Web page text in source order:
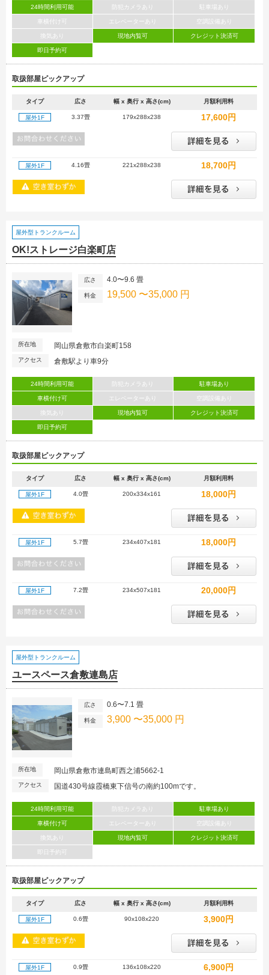
24時間利用可能 防犯カメラあり 駐車場あり
車横付け可 エレベーターあり 空調設備あり
換気あり 現地内覧可 クレジット決済可
即日予約可
取扱部屋ピックアップ
タイプ 広さ 幅 x 奥行 x 高さ(cm) 月額利用料
屋外1F 3.37畳 179x288x238 17,600円
屋外1F 4.16畳 221x288x238 18,700円
屋外型トランクルーム
OK!ストレージ白楽町店
広さ 4.0〜9.6 畳
料金 19,500 〜35,000 円
所在地 岡山県倉敷市白楽町158
アクセス 倉敷駅より車9分
24時間利用可能 防犯カメラあり 駐車場あり
車横付け可 エレベーターあり 空調設備あり
換気あり 現地内覧可 クレジット決済可
即日予約可
取扱部屋ピックアップ
タイプ 広さ 幅 x 奥行 x 高さ(cm) 月額利用料
屋外1F 4.0畳 200x334x161 18,000円
屋外1F 5.7畳 234x407x181 18,000円
屋外1F 7.2畳 234x507x181 20,000円
屋外型トランクルーム
ユースペース倉敷連島店
広さ 0.6〜7.1 畳
料金 3,900 〜35,000 円
所在地 岡山県倉敷市連島町西之浦5662-1
アクセス 国道430号線霞橋東下信号の南約100mです。
24時間利用可能 防犯カメラあり 駐車場あり
車横付け可 エレベーターあり 空調設備あり
換気あり 現地内覧可 クレジット決済可
即日予約可
取扱部屋ピックアップ
タイプ 広さ 幅 x 奥行 x 高さ(cm) 月額利用料
屋外1F 0.6畳 90x108x220 3,900円
屋外1F 0.9畳 136x108x220 6,900円